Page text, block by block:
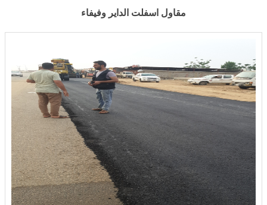
مقاول اسفلت الداير وفيفاء